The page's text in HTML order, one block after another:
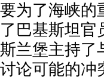
要为了海峡的
了巴基斯坦官
斯兰堡主持了
讨论可能的冲